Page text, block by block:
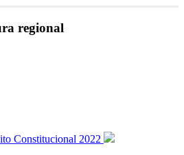
regional
Constitucional 2022